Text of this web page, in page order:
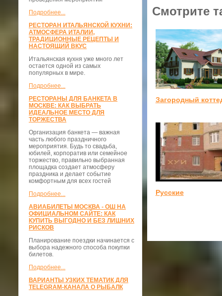
Подробнее...
РЕСТОРАН ИТАЛЬЯНСКОЙ КУХНИ:
АТМОСФЕРА ИТАЛИИ,
ТРАДИЦИОННЫЕ РЕЦЕПТЫ И
НАСТОЯЩИЙ ВКУС
Итальянская кухня уже много лет
остается одной из самых
популярных в мире.
Подробнее...
РЕСТОРАНЫ ДЛЯ БАНКЕТА В
МОСКВЕ: КАК ВЫБРАТЬ
ИДЕАЛЬНОЕ МЕСТО ДЛЯ
ТОРЖЕСТВА
Организация банкета — важная
часть любого праздничного
мероприятия. Будь то свадьба,
юбилей, корпоратив или семейное
торжество, правильно выбранная
площадка создает атмосферу
праздника и делает событие
комфортным для всех гостей
Подробнее...
АВИАБИЛЕТЫ МОСКВА - ОШ НА
ОФИЦИАЛЬНОМ САЙТЕ: КАК
КУПИТЬ ВЫГОДНО И БЕЗ ЛИШНИХ
РИСКОВ
Планирование поездки начинается с
выбора надежного способа покупки
билетов.
Подробнее...
ВАРИАНТЫ УЗКИХ ТЕМАТИК ДЛЯ
TELEGRAM-КАНАЛА О РЫБАЛК
Смотрите
Загородный
Русские